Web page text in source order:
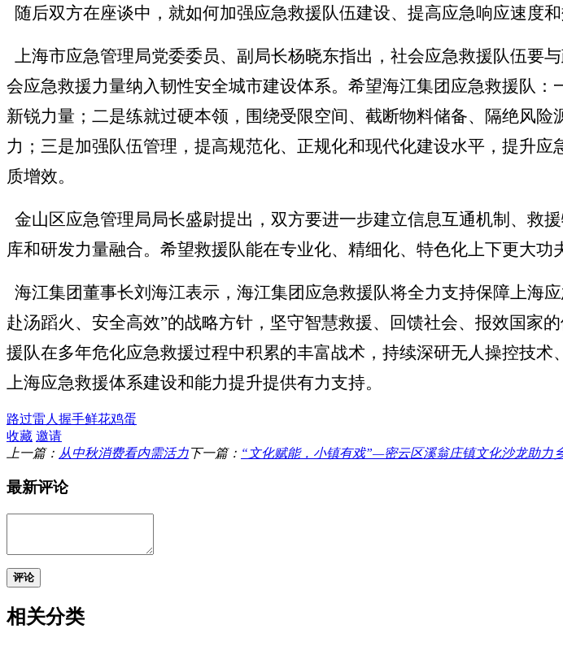
随后双方在座谈中，就如何加强应急救援队伍建设、提高应急响应速度
上海市应急管理局党委委员、副局长杨晓东指出，社会应急救援队伍要
会应急救援力量纳入韧性安全城市建设体系。希望海江集团应急救援队
新锐力量；二是练就过硬本领，围绕受限空间、截断物料储备、隔绝风
力；三是加强队伍管理，提高规范化、正规化和现代化建设水平，提升
质增效。
金山区应急管理局局长盛尉提出，双方要进一步建立信息互通机制、救
库和研发力量融合。希望救援队能在专业化、精细化、特色化上下更大
海江集团董事长刘海江表示，海江集团应急救援队将全力支持保障上海
赴汤蹈火、安全高效”的战略方针，坚守智慧救援、回馈社会、报效国家
援队在多年危化应急救援过程中积累的丰富战术，持续深研无人操控技
上海应急救援体系建设和能力提升提供有力支持。
路过雷人 握手鲜花鸡蛋
收藏 邀请
上一篇： 从中秋消费看内需活力下一篇： “文化赋能，小镇有戏”—密云区溪翁庄镇文化沙龙助力
最新评论
评论
相关分类